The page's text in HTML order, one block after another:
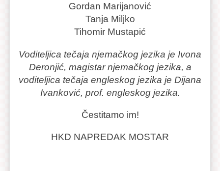
Gordan Marijanović
Tanja Miljko
Tihomir Mustapić
Voditeljica tečaja njemačkog jezika je Ivona
Deronjić, magistar njemačkog jezika, a
voditeljica tečaja engleskog jezika je Dijana
Ivanković, prof. engleskog jezika.
Čestitamo im!
HKD NAPREDAK MOSTAR